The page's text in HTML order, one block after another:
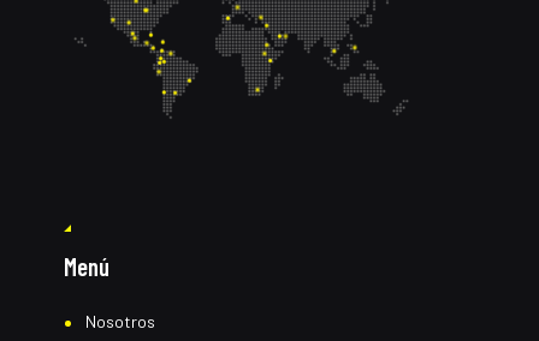
Menú
Nosotros